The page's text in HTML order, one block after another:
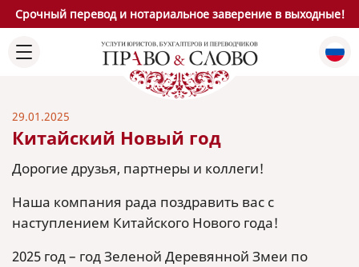
Срочный перевод и нотариальное заверение в выходные!
29.01.2025
Китайский Новый год
Дорогие друзья, партнеры и коллеги!
Наша компания рада поздравить вас с
наступлением Китайского Нового года!
2025 год – год Зеленой Деревянной Змеи по